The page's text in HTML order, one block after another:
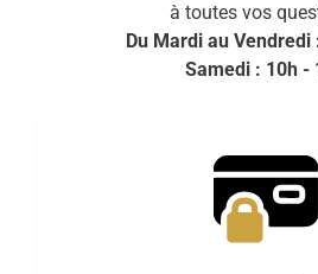
à toutes vos
Du Mardi au Vendredi
Samedi : 10h -